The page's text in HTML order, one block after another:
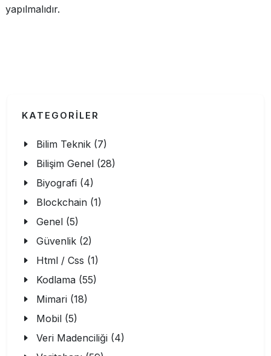
yapılmalıdır.
KATEGORİLER
Bilim Teknik (7)
Bilişim Genel (28)
Biyografi (4)
Blockchain (1)
Genel (5)
Güvenlik (2)
Html / Css (1)
Kodlama (55)
Mimari (18)
Mobil (5)
Veri Madenciliği (4)